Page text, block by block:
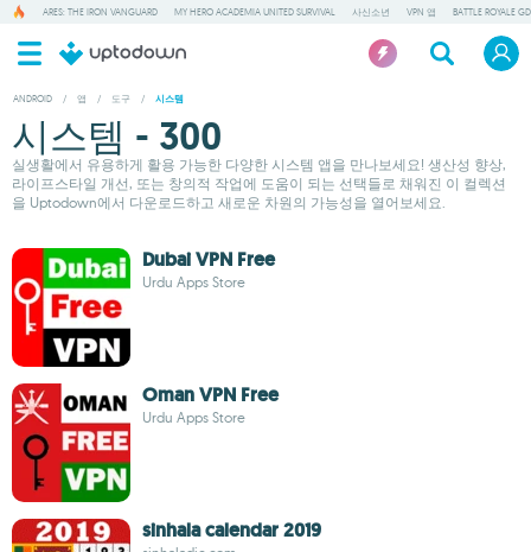
ARES: THE IRON VANGUARD MY HERO ACADEMIA UNITED SURVIVAL 사신소년 VPN 앱 BATTLE ROYALE GD
ANDROID / 앱 / 도구 / 시스템
시스템 - 300
실생활에서 유용하게 활용 가능한 다양한 시스템 앱을 만나보세요! 생산성 향상,
라이프스타일 개선, 또는 창의적 작업에 도움이 되는 선택들로 채워진 이 컬렉션
을 Uptodown에서 다운로드하고 새로운 차원의 가능성을 열어보세요.
Dubai VPN Free
Urdu Apps Store
Oman VPN Free
Urdu Apps Store
sinhala calendar 2019